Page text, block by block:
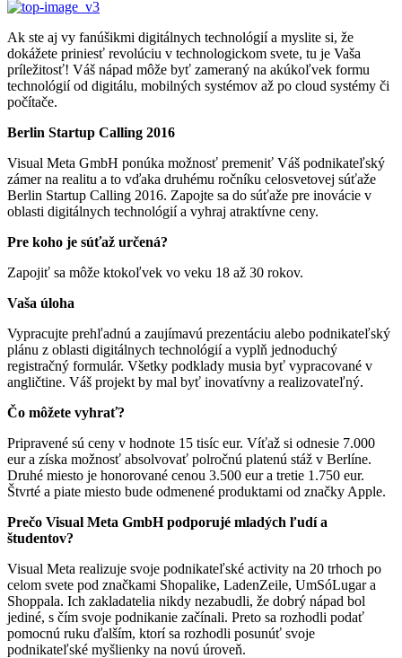
Ak ste aj vy fanúšikmi digitálnych technológií a myslite si, že
dokážete priniesť revolúciu v technologickom svete, tu je Vaša
príležitosť! Váš nápad môže byť zameraný na akúkoľvek formu
technológií od digitálu, mobilných systémov až po cloud systémy či
počítače.
Berlin Startup Calling 2016
Visual Meta GmbH ponúka možnosť premeniť Váš podnikateľský
zámer na realitu a to vďaka druhému ročníku celosvetovej súťaže
Berlin Startup Calling 2016. Zapojte sa do súťaže pre inovácie v
oblasti digitálnych technológií a vyhraj atraktívne ceny.
Pre koho je súťaž určená?
Zapojiť sa môže ktokoľvek vo veku 18 až 30 rokov.
Vaša úloha
Vypracujte prehľadnú a zaujímavú prezentáciu alebo podnikateľský
plánu z oblasti digitálnych technológií a vyplň jednoduchý
registračný formulár. Všetky podklady musia byť vypracované v
angličtine. Váš projekt by mal byť inovatívny a realizovateľný.
Čo môžete vyhrať?
Pripravené sú ceny v hodnote 15 tisíc eur. Víťaž si odnesie 7.000
eur a získa možnosť absolvovať polročnú platenú stáž v Berlíne.
Druhé miesto je honorované cenou 3.500 eur a tretie 1.750 eur.
Štvrté a piate miesto bude odmenené produktami od značky Apple.
Prečo Visual Meta GmbH podporujé mladých ľudí a
študentov?
Visual Meta realizuje svoje podnikateľské activity na 20 trhoch po
celom svete pod značkami Shopalike, LadenZeile, UmSóLugar a
Shoppala. Ich zakladatelia nikdy nezabudli, že dobrý nápad bol
jediné, s čím svoje podnikanie začínali. Preto sa rozhodli podať
pomocnú ruku ďalším, ktorí sa rozhodli posunúť svoje
podnikateľské myšlienky na novú úroveň.